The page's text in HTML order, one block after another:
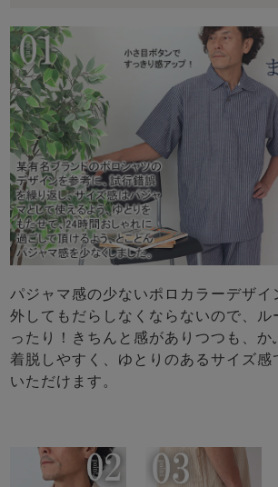
パジャマ感の少ないポロカラーデザイ
外してもだらしなくならないので、ル
ったり！きちんと感がありつつも、か
着脱しやすく、ゆとりのあるサイズ感
いただけます。